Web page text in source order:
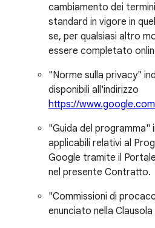
cambiamento dei
standard in vigore in
se, per qualsiasi altro
essere completato
"Norme sulla privacy"
disponibili all'indirizzo
https://
"Guida del programma"
applicabili relativi al
Google tramite il
nel presente Contratto.
"Commissioni di
enunciato nella Clausola